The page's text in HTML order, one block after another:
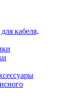
кабеля,